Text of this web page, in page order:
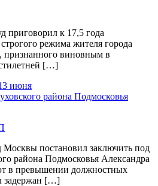
приговорил к 17,5 года
режима жителя города
признанного виновным в
[…]
района Подмосковья
постановил заключить под
района Подмосковья Александра
в превышении должностных
задержан […]